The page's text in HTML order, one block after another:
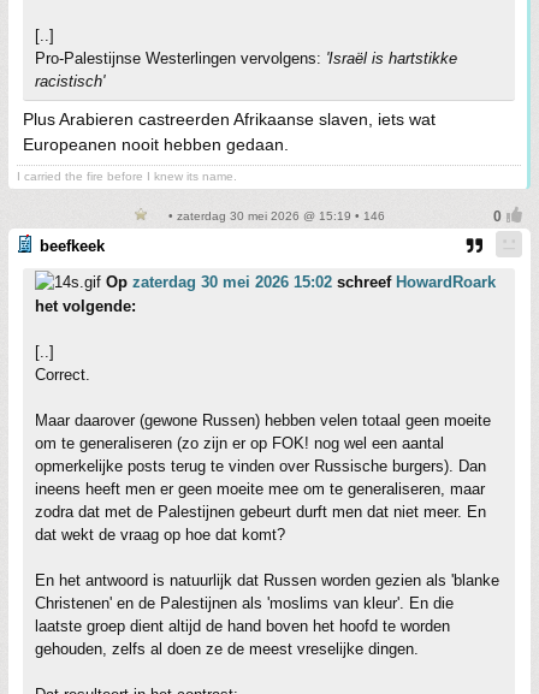
[..]
Pro-Palestijnse Westerlingen vervolgens: 'Israël is hartstikke
racistisch'
Plus Arabieren castreerden Afrikaanse slaven, iets wat
Europeanen nooit hebben gedaan.
I carried the fire before I knew its name.
• zaterdag 30 mei 2026 @ 15:19 • 146
beefkeek
Op zaterdag 30 mei 2026 15:02 schreef HowardRoark
het volgende:
[..]
Correct.
Maar daarover (gewone Russen) hebben velen totaal geen moeite
om te generaliseren (zo zijn er op FOK! nog wel een aantal
opmerkelijke posts terug te vinden over Russische burgers). Dan
ineens heeft men er geen moeite mee om te generaliseren, maar
zodra dat met de Palestijnen gebeurt durft men dat niet meer. En
dat wekt de vraag op hoe dat komt?
En het antwoord is natuurlijk dat Russen worden gezien als 'blanke
Christenen' en de Palestijnen als 'moslims van kleur'. En die
laatste groep dient altijd de hand boven het hoofd te worden
gehouden, zelfs al doen ze de meest vreselijke dingen.